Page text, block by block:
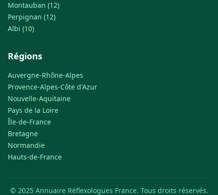
Montauban (12)
Perpignan (12)
Albi (10)
Régions
Auvergne-Rhône-Alpes
Provence-Alpes-Côte d'Azur
Nouvelle-Aquitaine
Pays de la Loire
Île-de-France
Bretagne
Normandie
Hauts-de-France
© 2025 Annuaire Réflexologues France. Tous droits réservés.